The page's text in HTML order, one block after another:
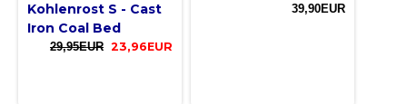
Kohlenrost S - Cast
Iron Coal Bed
29,95EUR 23,96EUR
39,90EUR